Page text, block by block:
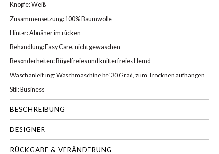
Knöpfe: Weiß
Zusammensetzung: 100% Baumwolle
Hinter: Abnäher im rücken
Behandlung: Easy Care, nicht gewaschen
Besonderheiten: Bügelfreies und knitterfreies Hemd
Waschanleitung: Waschmaschine bei 30 Grad, zum Trocknen aufhängen
Stil: Business
BESCHREIBUNG
DESIGNER
RÜCKGABE & VERÄNDERUNG